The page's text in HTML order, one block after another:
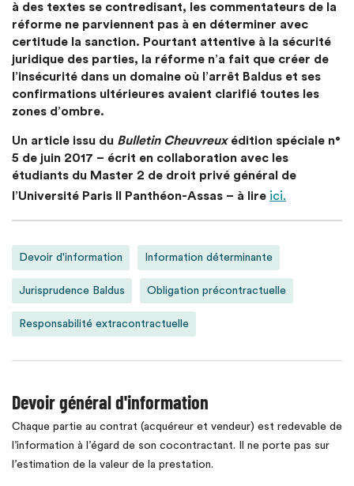
à des textes se contredisant, les commentateurs de la
réforme ne parviennent pas à en déterminer avec
certitude la sanction. Pourtant attentive à la sécurité
juridique des parties, la réforme n’a fait que créer de
l’insécurité dans un domaine où l’arrêt Baldus et ses
confirmations ultérieures avaient clarifié toutes les
zones d’ombre.
Un article issu du Bulletin Cheuvreuxédition spéciale n°
5 de juin 2017 – écrit en collaboration avec les
étudiants du Master 2 de droit privé général de
l’Université Paris II Panthéon-Assas – à lire ici.
Devoir d'information Information déterminante
Jurisprudence Baldus Obligation précontractuelle
Responsabilité extracontractuelle
Devoir général d'information
Chaque partie au contrat (acquéreur et vendeur) est redevable de
l’information à l’égard de son cocontractant. Il ne porte pas sur
l’estimation de la valeur de la prestation.